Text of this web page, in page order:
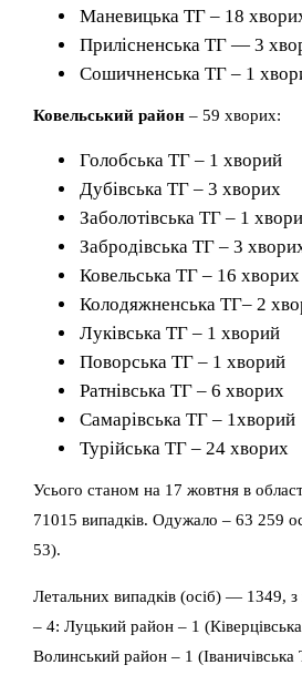
Маневицька ТГ – 18
Прилісненська ТГ — 3
Сошичненська ТГ – 1
Ковельський район – 59 хворих:
Голобська ТГ – 1 хворий
Дубівська ТГ – 3 хворих
Заболотівська ТГ – 1
Забродівська ТГ – 3
Ковельська ТГ – 16 хворих
Колодяжненська ТГ– 2
Луківська ТГ – 1 хворий
Поворська ТГ – 1 хворий
Ратнівська ТГ – 6 хворих
Самарівська ТГ – 1хворий
Турійська ТГ – 24 хворих
Усього станом на 17 жовтня в
71015 випадків. Одужало – 63 259
53).
Летальних випадків (осіб) — 1349,
– 4: Луцький район – 1
Волинський район – 1